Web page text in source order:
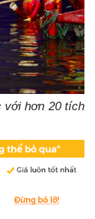
với hơn 20 tích